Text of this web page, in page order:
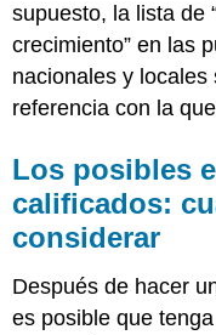
supuesto, la lista de
crecimiento” en las
nacionales y
referencia con la
Los posibles
calificados:
considerar
Después de hacer
es posible que